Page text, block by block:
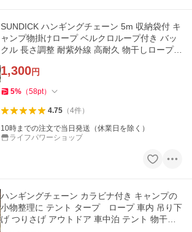
SUNDICK ハンギングチェーン 5m 収納袋付 キ
ャンプ物掛けロープ ベルクロループ付き バッ
クル 長さ調整 耐紫外線 高耐久 物干しロープ
1,300円
5% （58pt）
4.75（4件）
10時までの注文で当日発送（休業日を除く）
ライフパワーショップ
ハンギングチェーン カラビナ付き キャンプの
小物整理に テント タープ ロープ 車内 吊り下
げ つりさげ アウトドア 車中泊 テント 物干し